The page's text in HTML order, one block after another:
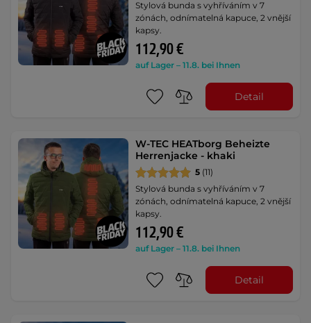
Stylová bunda s vyhříváním v 7
zónách, odnímatelná kapuce, 2 vnější
kapsy.
112,90 €
auf Lager – 11.8. bei Ihnen
Detail
W-TEC HEATborg Beheizte
Herrenjacke - khaki
5 (11)
Stylová bunda s vyhříváním v 7
zónách, odnímatelná kapuce, 2 vnější
kapsy.
112,90 €
auf Lager – 11.8. bei Ihnen
Detail